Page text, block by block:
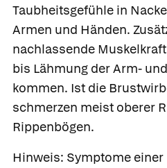
Taubheitsgefühle in
Armen und Händen.
nachlassende
bis Lähmung der Arm-
kommen. Ist die
schmerzen meist oberer
Rippenbögen.
Hinweis: Symptome